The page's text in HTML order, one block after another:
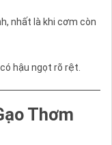
nhất là khi cơm còn
hậu ngọt rõ rệt.
Thơm